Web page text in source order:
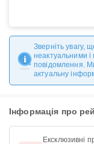
Зверніть увагу,
неактуальними і
повідомлення.
актуальну
Інформація про
Ексклюзивні